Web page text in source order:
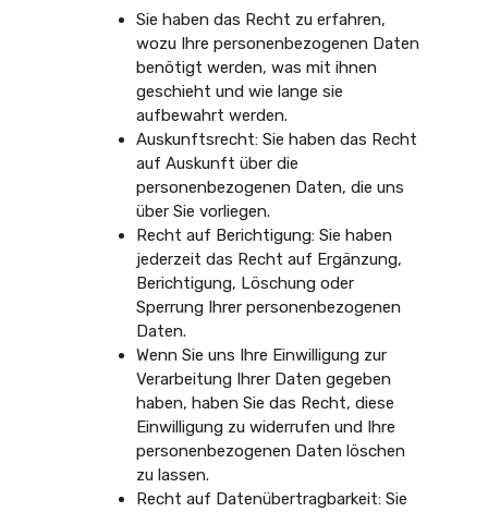
Sie haben das Recht zu erfahren,
wozu Ihre personenbezogenen Daten
benötigt werden, was mit ihnen
geschieht und wie lange sie
aufbewahrt werden.
Auskunftsrecht: Sie haben das Recht
auf Auskunft über die
personenbezogenen Daten, die uns
über Sie vorliegen.
Recht auf Berichtigung: Sie haben
jederzeit das Recht auf Ergänzung,
Berichtigung, Löschung oder
Sperrung Ihrer personenbezogenen
Daten.
Wenn Sie uns Ihre Einwilligung zur
Verarbeitung Ihrer Daten gegeben
haben, haben Sie das Recht, diese
Einwilligung zu widerrufen und Ihre
personenbezogenen Daten löschen
zu lassen.
Recht auf Datenübertragbarkeit: Sie